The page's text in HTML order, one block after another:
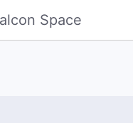
Space